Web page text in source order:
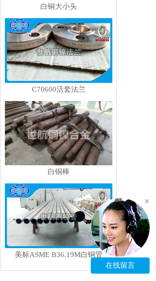
白铜大小头
C70600活套法兰
白铜棒
美标ASME B36.19M白铜管
在线留言